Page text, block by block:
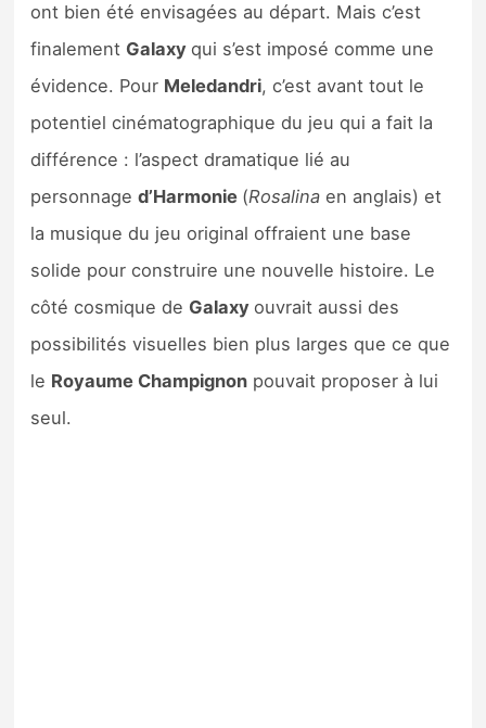
ont bien été envisagées au départ. Mais c’est
finalement Galaxyqui s’est imposé comme une
évidence. Pour Meledandri, c’est avant tout le
potentiel cinématographique du jeu qui a fait la
différence : l’aspect dramatique lié au
personnaged’Harmonie (Rosalina en anglais) et
la musique du jeu original offraient une base
solide pour construire une nouvelle histoire. Le
côté cosmique de Galaxyouvrait aussi des
possibilités visuelles bien plus larges que ce que
le Royaume Champignon pouvait proposer à lui
seul.